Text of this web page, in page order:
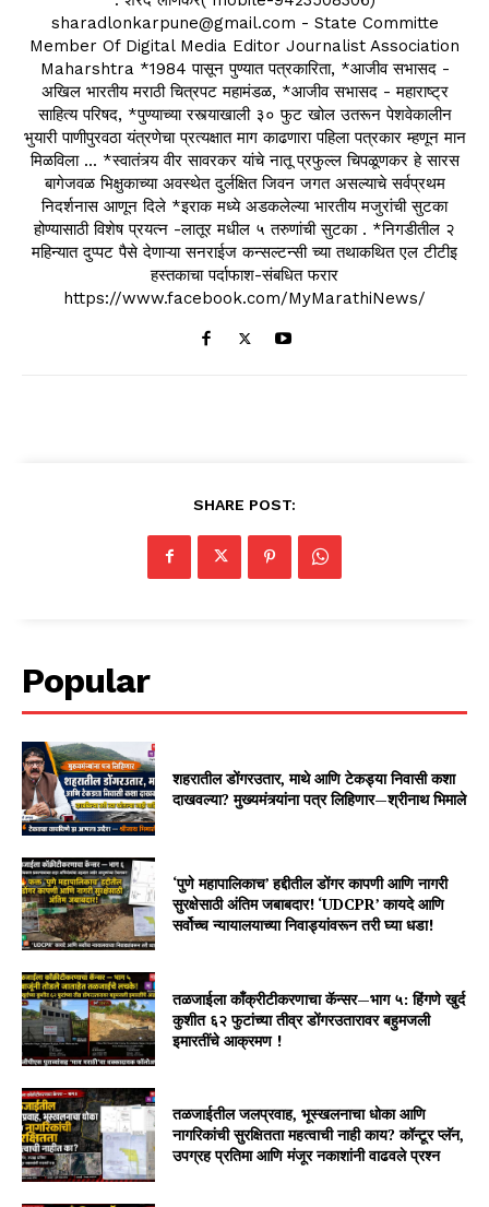
sharadlonkarpune@gmail.com - State Committe
Member Of Digital Media Editor Journalist Association
Maharshtra *1984 पासून पुण्यात पत्रकारिता, *आजीव सभासद -
अखिल भारतीय मराठी चित्रपट महामंडळ, *आजीव सभासद - महाराष्ट्र
साहित्य परिषद, *पुण्याच्या रस्त्याखाली ३० फुट खोल उतरून पेशवेकालीन
भुयारी पाणीपुरवठा यंत्रणेचा प्रत्यक्षात माग काढणारा पहिला पत्रकार म्हणून मान
मिळविला ... *स्वातंत्र्य वीर सावरकर यांचे नातू प्रफुल्ल चिपळूणकर हे सारस
बागेजवळ भिक्षुकाच्या अवस्थेत दुर्लक्षित जिवन जगत असल्याचे सर्वप्रथम
निदर्शनास आणून दिले *इराक मध्ये अडकलेल्या भारतीय मजुरांची सुटका
होण्यासाठी विशेष प्रयत्न -लातूर मधील ५ तरुणांची सुटका . *निगडीतील २
महिन्यात दुप्पट पैसे देणाऱ्या सनराईज कन्सल्टन्सी च्या तथाकथित एल टीटीइ
हस्तकाचा पर्दाफाश-संबधित फरार
https://www.facebook.com/MyMarathiNews/
SHARE POST:
Popular
शहरातील डोंगरउतार, माथे आणि टेकड्या निवासी कशा
दाखवल्या? मुख्यमंत्र्यांना पत्र लिहिणार—श्रीनाथ भिमाले
‘पुणे महापालिकाच’ हद्दीतील डोंगर कापणी आणि नागरी
सुरक्षेसाठी अंतिम जबाबदार! ‘UDCPR’ कायदे आणि
सर्वोच्च न्यायालयाच्या निवाड्यांवरून तरी घ्या धडा!
तळजाईला काँक्रीटीकरणाचा कॅन्सर—भाग ५: हिंगणे खुर्द
कुशीत ६२ फुटांच्या तीव्र डोंगरउतारावर बहुमजली
इमारतींचे आक्रमण !
तळजाईतील जलप्रवाह, भूस्खलनाचा धोका आणि
नागरिकांची सुरक्षितता महत्वाची नाही काय? कॉन्टूर प्लॅन,
उपग्रह प्रतिमा आणि मंजूर नकाशांनी वाढवले प्रश्न